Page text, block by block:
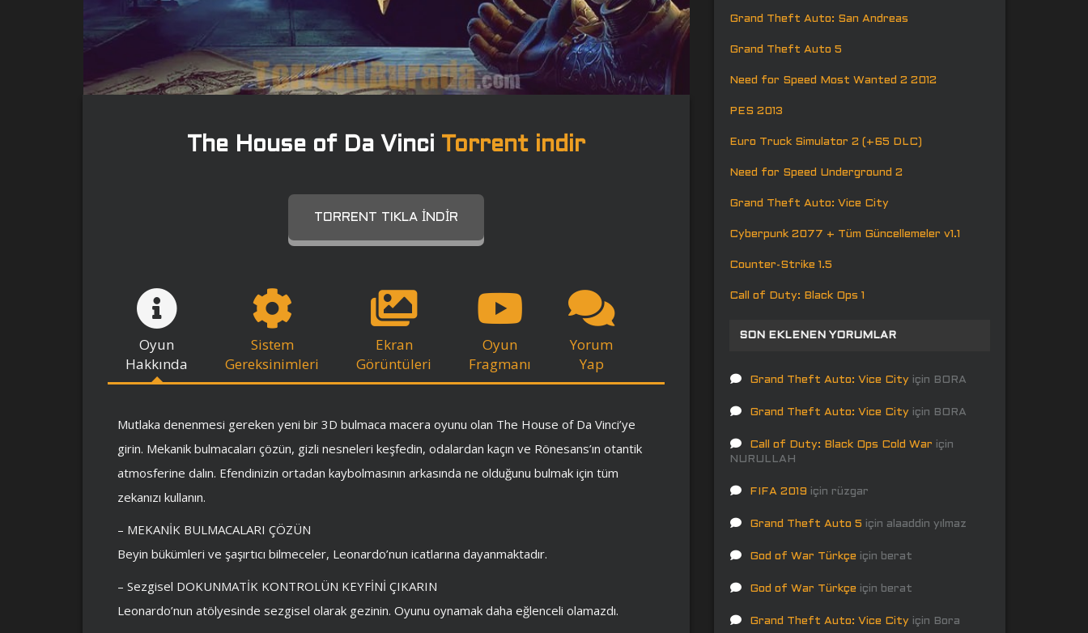
The House of Da Vinci Torrent indir
TORRENT TIKLA İNDIR
Oyun
Hakkında
Sistem
Gereksinimleri
Ekran
Görüntüleri
Oyun
Fragmanı
Yorum
Yap
Mutlaka denenmesi gereken yeni bir 3D bulmaca macera oyunu olan The House of Da Vinci’ye
girin. Mekanik bulmacaları çözün, gizli nesneleri keşfedin, odalardan kaçın ve Rönesans’ın otantik
atmosferine dalın. Efendinizin ortadan kaybolmasının arkasında ne olduğunu bulmak için tüm
zekanızı kullanın.
– MEKANİK BULMACALARI ÇÖZÜN
Beyin bükümleri ve şaşırtıcı bilmeceler, Leonardo’nun icatlarına dayanmaktadır.
– Sezgisel DOKUNMATİK KONTROLÜN KEYFİNİ ÇIKARIN
Leonardo’nun atölyesinde sezgisel olarak gezinin. Oyunu oynamak daha eğlenceli olamazdı.
Grand Theft Auto: San Andreas
Grand Theft Auto 5
Need for Speed Most Wanted 2 2012
PES 2013
Euro Truck Simulator 2 (+65 DLC)
Need for Speed Underground 2
Grand Theft Auto: Vice City
Cyberpunk 2077 + Tüm Güncellemeler v1.1
Counter-Strike 1.5
Call of Duty: Black Ops 1
SON EKLENEN YORUMLAR
Grand Theft Auto: Vice City için BORA
Grand Theft Auto: Vice City için BORA
Call of Duty: Black Ops Cold War için
NURULLAH
FIFA 2019 için rüzgar
Grand Theft Auto 5 için alaaddin yılmaz
God of War Türkçe için berat
God of War Türkçe için berat
Grand Theft Auto: Vice City için Bora